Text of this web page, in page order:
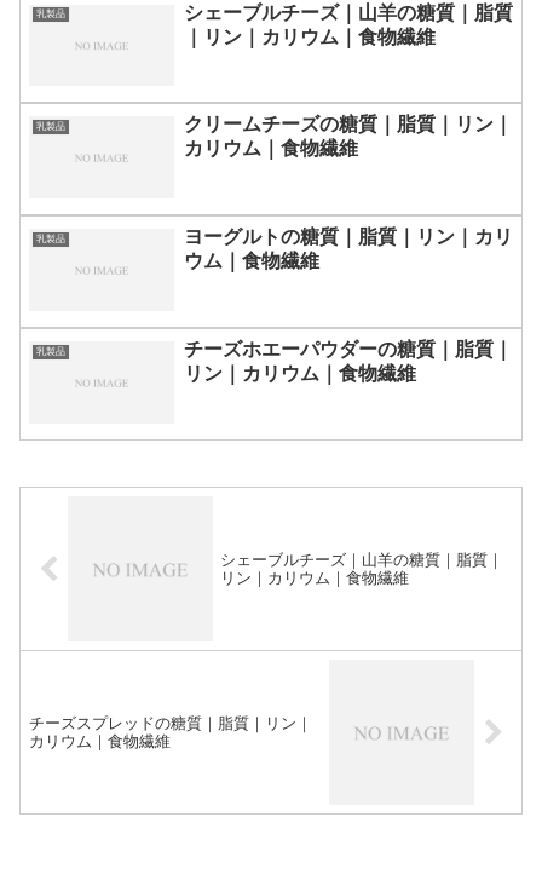
乳製品
シェーブルチーズ｜山羊の糖質｜脂質
｜リン｜カリウム｜食物繊維
乳製品
クリームチーズの糖質｜脂質｜リン｜
カリウム｜食物繊維
乳製品
ヨーグルトの糖質｜脂質｜リン｜カリ
ウム｜食物繊維
乳製品
チーズホエーパウダーの糖質｜脂質｜
リン｜カリウム｜食物繊維
シェーブルチーズ｜山羊の糖質｜脂質｜
リン｜カリウム｜食物繊維
チーズスプレッドの糖質｜脂質｜リン｜
カリウム｜食物繊維